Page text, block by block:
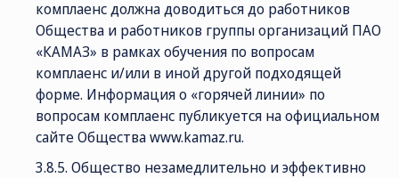
комплаенс должна доводиться до работников
Общества и работников группы организаций ПАО
«КАМАЗ» в рамках обучения по вопросам
комплаенс и/или в иной другой подходящей
форме. Информация о «горячей линии» по
вопросам комплаенс публикуется на официальном
сайте Обществаwww.kamaz.ru.
3.8.5. Общество незамедлительно и эффективно